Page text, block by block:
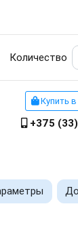
Количество
Купить в
+375